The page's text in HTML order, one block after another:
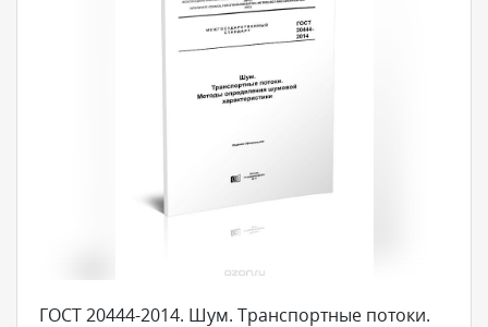
ГОСТ 20444-2014. Шум. Транспортные потоки.